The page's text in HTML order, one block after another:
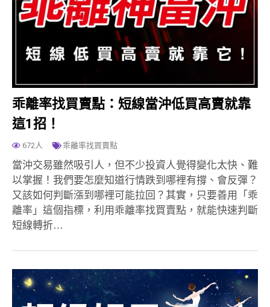
乖離率找買賣點：短線當沖低買高賣就靠
這1招！
672人 乖離率找買賣點
當沖交易雖然吸引人，但不少投資人覺得變化太快、難
以掌握！我們要怎麼知道行情跌到哪裡有撐、會反彈？
又該如何判斷漲到哪裡可能拉回？其實，只要善用「乖
離率」這個指標，利用乖離率找買賣點，就能快速判斷
短線轉折…